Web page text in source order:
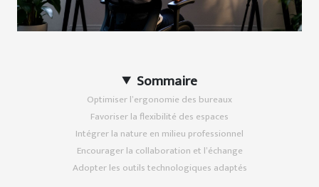
Sommaire
Optimiser l’ergonomie des bureaux
Favoriser la flexibilité des espaces
Intégrer la nature en milieu professionnel
Encourager la collaboration et l’échange
Adopter les outils technologiques adaptés